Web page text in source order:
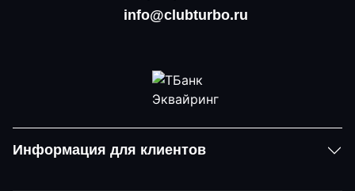
info@clubturbo.ru
Информация для клиентов